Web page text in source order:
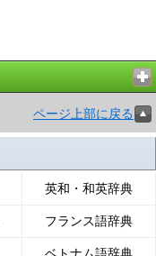
ページ上部に戻る
英和・和英辞典
フランス語辞典
ベトナム語辞典